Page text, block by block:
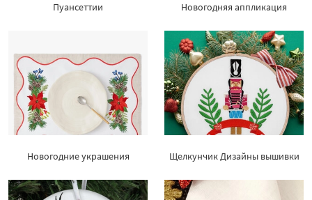
Пуансеттии Новогодняя аппликация
Новогодние украшения Щелкунчик Дизайны вышивки